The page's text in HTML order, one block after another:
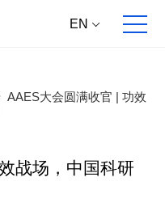
EN
品中心 集团动态
AAES大会圆满收官 | 功效
战场，中国科研